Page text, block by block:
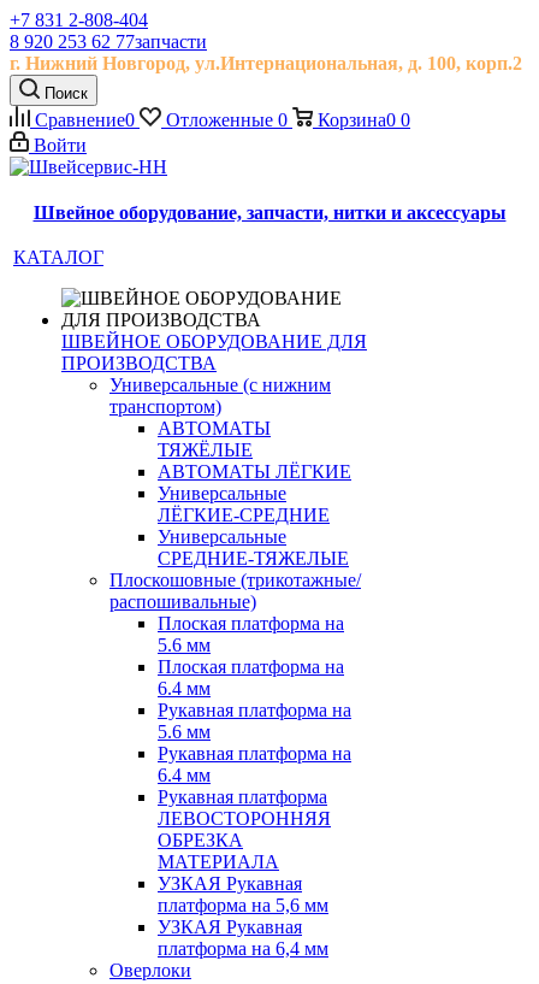
+7 831 2-808-404
8 920 253 62 77запчасти
г. Нижний Новгород, ул.Интернациональная, д. 100, корп.2
Поиск
Сравнение0 Отложенные 0 Корзина0 0
Войти
Швейное оборудование, запчасти, нитки и аксессуары
КАТАЛОГ
ШВЕЙНОЕ ОБОРУДОВАНИЕ ДЛЯ
ПРОИЗВОДСТВА
Универсальные (с нижним
транспортом)
АВТОМАТЫ
ТЯЖЁЛЫЕ
АВТОМАТЫ ЛЁГКИЕ
Универсальные
ЛЁГКИЕ-СРЕДНИЕ
Универсальные
СРЕДНИЕ-ТЯЖЕЛЫЕ
Плоскошовные (трикотажные/
распошивальные)
Плоская платформа на
5.6 мм
Плоская платформа на
6.4 мм
Рукавная платформа на
5.6 мм
Рукавная платформа на
6.4 мм
Рукавная платформа
ЛЕВОСТОРОННЯЯ
ОБРЕЗКА
МАТЕРИАЛА
УЗКАЯ Рукавная
платформа на 5,6 мм
УЗКАЯ Рукавная
платформа на 6,4 мм
Оверлоки